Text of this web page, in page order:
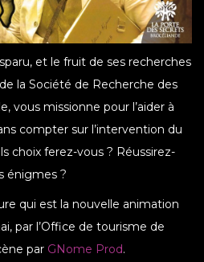
et le fruit de ses recherches
la Société de Recherche des
vous missionne pour l’aider à
compter sur l’intervention du
choix ferez-vous ? Réussirez-
énigmes ?
qui est la nouvelle animation
par l’Office de tourisme de
par GNome Prod.